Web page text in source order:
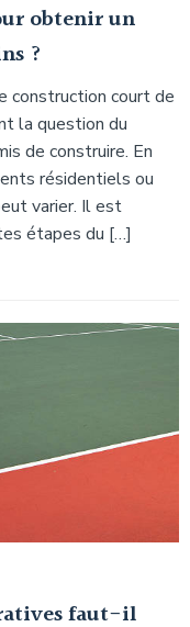
obtenir un
?
construction court de
la question du
de construire. En
résidentiels ou
varier. Il est
étapes du […]
faut-il